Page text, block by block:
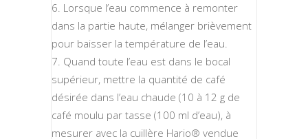
Lorsque l’eau commence à remonter
dans la partie haute, mélanger brièvement
pour baisser la température de l’eau.
Quand toute l’eau est dans le bocal
supérieur, mettre la quantité de café
désirée dans l’eau chaude (10 à 12 g de
café moulu par tasse (100 ml d’eau), à
mesurer avec la cuillère Hario® vendue